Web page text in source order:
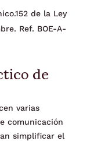
de la Ley
Ref. BOE-A-
de
varias
comunicación
simplificar el